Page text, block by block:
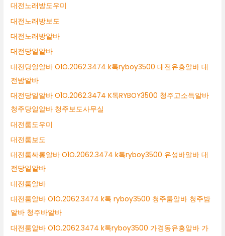
대전노래방도우미
대전노래방보도
대전노래방알바
대전당일알바
대전당일알바 O1O.2062.3474 k톡ryboy3500 대전유흥알바 대
전밤알바
대전당일알바 O1O.2062.3474 K톡RYBOY3500 청주고소득알바
청주당일알바 청주보도사무실
대전룸도우미
대전룸보도
대전룸싸롱알바 O1O.2062.3474 k톡ryboy3500 유성바알바 대
전당일알바
대전룸알바
대전룸알바 O1O.2062.3474 k톡 ryboy3500 청주룸알바 청주밤
알바 청주바알바
대전룸알바 O1O.2062.3474 k톡ryboy3500 가경동유흥알바 가